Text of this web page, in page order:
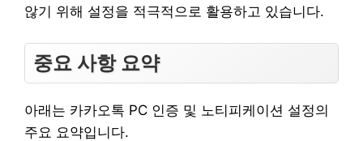
않기 위해 설정을 적극적으로 활용하고 있습니다.
중요 사항 요약
아래는 카카오톡 PC 인증 및 노티피케이션 설정의
주요 요약입니다.